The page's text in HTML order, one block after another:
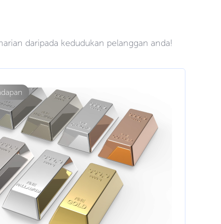
daripada kedudukan pelanggan anda!